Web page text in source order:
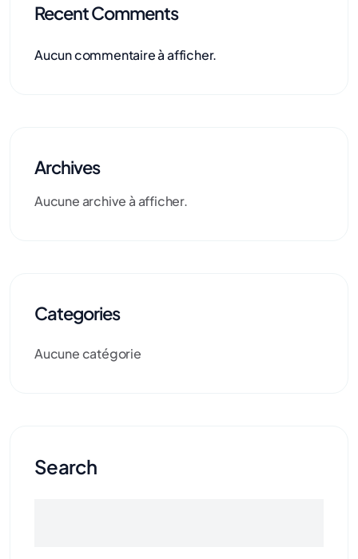
Recent Comments
Aucun commentaire à afficher.
Archives
Aucune archive à afficher.
Categories
Aucune catégorie
Search